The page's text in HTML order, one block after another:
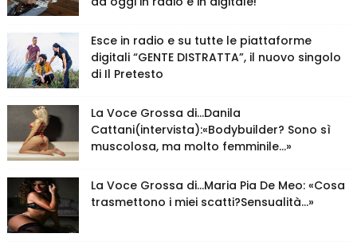
Esce in radio e su tutte le piattaforme
digitali “GENTE DISTRATTA”, il nuovo singolo
di Il Pretesto
La Voce Grossa di…Danila
Cattani(intervista):«Bodybuilder? Sono sì
muscolosa, ma molto femminile…»
La Voce Grossa di…Maria Pia De Meo: «Cosa
trasmettono i miei scatti?Sensualità…»